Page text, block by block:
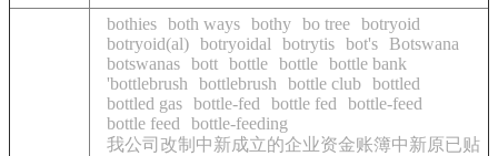
bothies both ways bothy bo tree botryoid
botryoid(al) botryoidal botrytis bot's
Botswana
botswanas bott bottle bottle bottle bank
'bottlebrush
bottlebrush bottle club bottled
bottled gas bottle-fed bottle fed
bottle-feed
bottle feed
bottle-feeding
我公司改制中新成立的企业资金账簿中新原已贴